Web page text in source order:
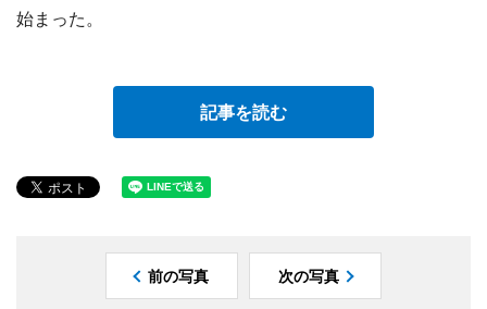
始まった。
記事を読む
前の写真 次の写真